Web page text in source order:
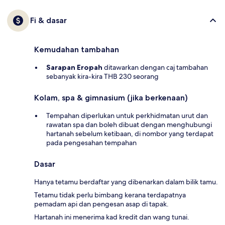
Fi & dasar
Kemudahan tambahan
Sarapan Eropah ditawarkan dengan caj tambahan
sebanyak kira-kira THB 230 seorang
Kolam, spa & gimnasium (jika berkenaan)
Tempahan diperlukan untuk perkhidmatan urut dan
rawatan spa dan boleh dibuat dengan menghubungi
hartanah sebelum ketibaan, di nombor yang terdapat
pada pengesahan tempahan
Dasar
Hanya tetamu berdaftar yang dibenarkan dalam bilik tamu.
Tetamu tidak perlu bimbang kerana terdapatnya
pemadam api dan pengesan asap di tapak.
Hartanah ini menerima kad kredit dan wang tunai.